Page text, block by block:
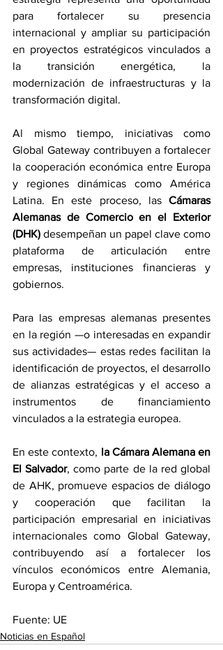
para fortalecer su presencia
internacional y ampliar su participación
en proyectos estratégicos vinculados a
la transición energética, la
modernización de infraestructuras y la
transformación digital.
Al mismo tiempo, iniciativas como
Global Gateway contribuyen a fortalecer
la cooperación económica entre Europa
y regiones dinámicas como América
Latina. En este proceso, las Cámaras
Alemanas de Comercio en el Exterior
(DHK) desempeñan un papel clave como
plataforma de articulación entre
empresas, instituciones financieras y
gobiernos.
Para las empresas alemanas presentes
en la región —o interesadas en expandir
sus actividades— estas redes facilitan la
identificación de proyectos, el desarrollo
de alianzas estratégicas y el acceso a
instrumentos de financiamiento
vinculados a la estrategia europea.
En este contexto, la Cámara Alemana en
El Salvador, como parte de la red global
de AHK, promueve espacios de diálogo
y cooperación que facilitan la
participación empresarial en iniciativas
internacionales como Global Gateway,
contribuyendo así a fortalecer los
vínculos económicos entre Alemania,
Europa y Centroamérica.
Fuente: UE
Noticias en Español